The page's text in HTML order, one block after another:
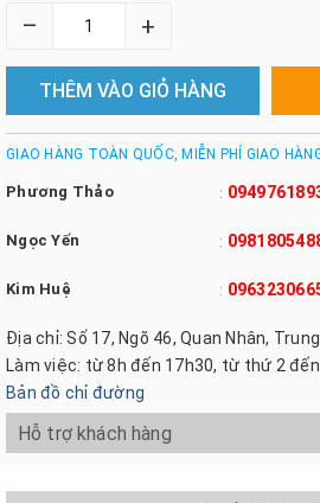
– +
THÊM VÀO GIỎ HÀNG
GIAO HÀNG TOÀN QUỐC, MIỄN PHÍ GIAO
Phương Thảo :
Ngọc Yến :
Kim Huệ :
Địa chỉ: Số 17, Ngõ 46, Quan Nhân,
Làm việc: từ 8h đến 17h30, từ thứ 2
Bản đồ chỉ đường
Hỗ trợ khách hàng